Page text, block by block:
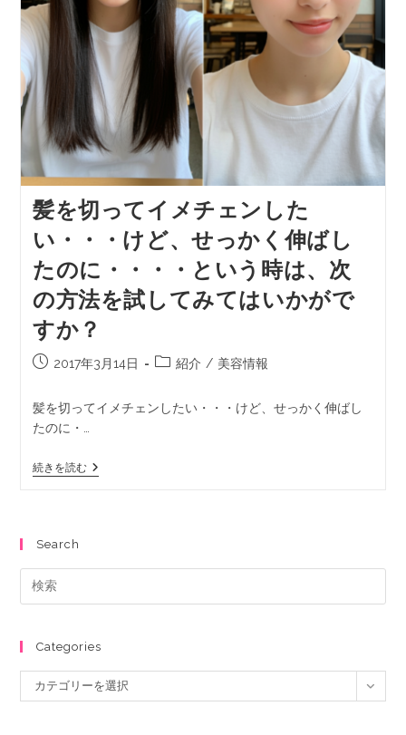
髪を切ってイメチェンした
い・・・けど、せっかく伸ばし
たのに・・・・という時は、次
の方法を試してみてはいかがで
すか？
2017年3月14日 紹介 / 美容情報
髪を切ってイメチェンしたい・・・けど、せっかく伸ばし
たのに・…
続きを読む
Search
Categories
カテゴリーを選択